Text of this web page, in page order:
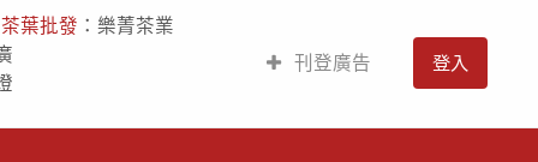
茶葉批發 ：樂菁茶業
刊登廣告 登入